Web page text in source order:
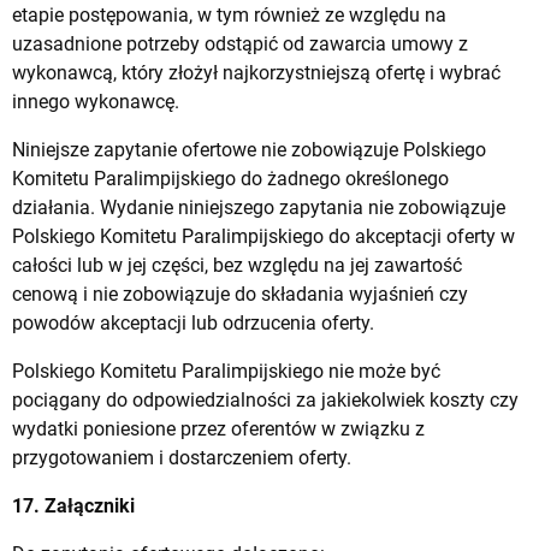
etapie postępowania, w tym również ze względu na
uzasadnione potrzeby odstąpić od zawarcia umowy z
wykonawcą, który złożył najkorzystniejszą ofertę i wybrać
innego wykonawcę.
Niniejsze zapytanie ofertowe nie zobowiązuje Polskiego
Komitetu Paralimpijskiego do żadnego określonego
działania. Wydanie niniejszego zapytania nie zobowiązuje
Polskiego Komitetu Paralimpijskiego do akceptacji oferty w
całości lub w jej części, bez względu na jej zawartość
cenową i nie zobowiązuje do składania wyjaśnień czy
powodów akceptacji lub odrzucenia oferty.
Polskiego Komitetu Paralimpijskiego nie może być
pociągany do odpowiedzialności za jakiekolwiek koszty czy
wydatki poniesione przez oferentów w związku z
przygotowaniem i dostarczeniem oferty.
17. Załączniki